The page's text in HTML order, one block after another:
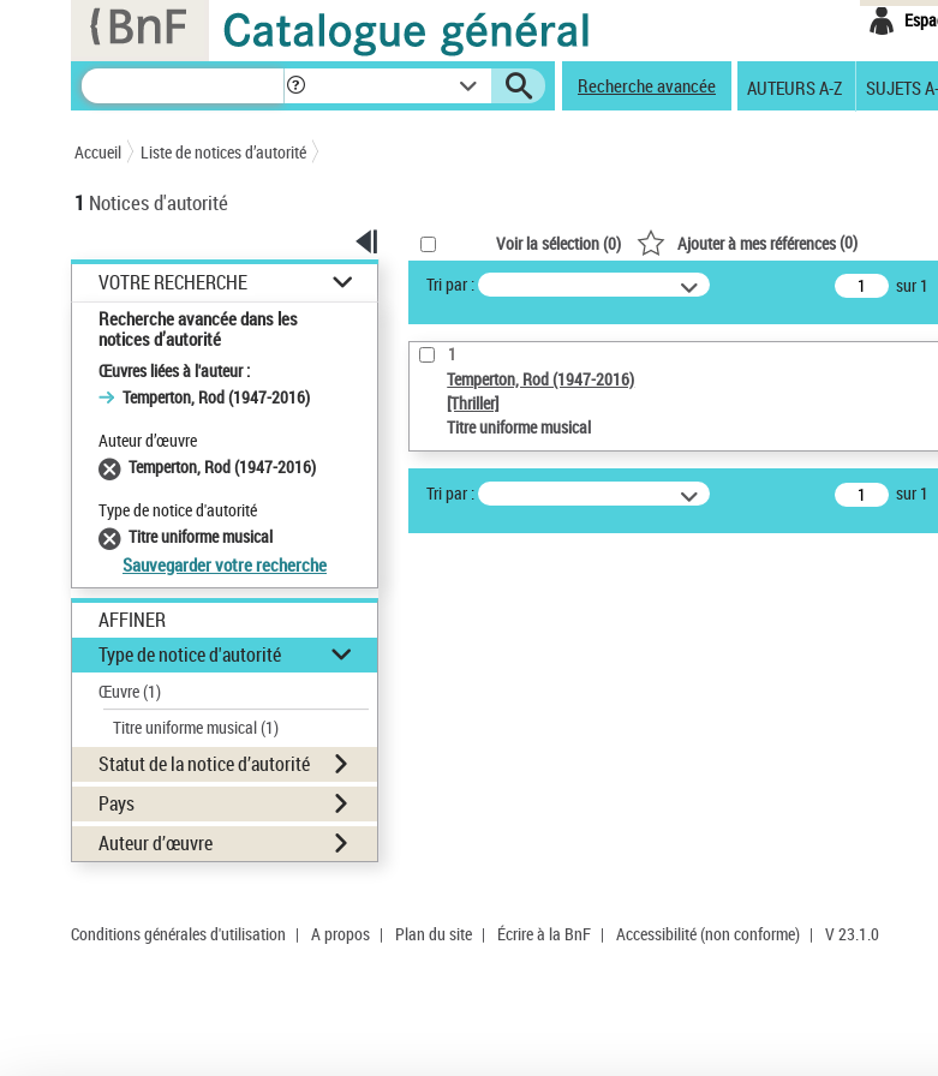
Recherche avancée AUTEURS A-Z SUJETS
Accueil Liste de notices d’autorité
1 Notices d'autorité
VOTRE RECHERCHE
Recherche avancée dans les
notices d’autorité
Œuvres liées à l'auteur :
Temperton, Rod (1947-2016)
Auteur d’œuvre
Temperton, Rod (1947-2016)
Type de notice d'autorité
Titre uniforme musical
Sauvegarder votre recherche
AFFINER
Type de notice d'autorité
Œuvre(1)
Titre uniforme musical(1)
Statut de la notice d’autorité
Pays
Auteur d’œuvre
Voir la sélection (0) Ajouter à mes références(0)
Tri par :
sur 1
1
Temperton, Rod (1947-2016)
[Thriller]
Titre uniforme musical
Tri par : sur 1
Conditions générales d'utilisation | A propos | Plan du site | Écrire à la BnF | Accessibilité (non conforme) | V 23.1.0
Panneau de gestion des cookies